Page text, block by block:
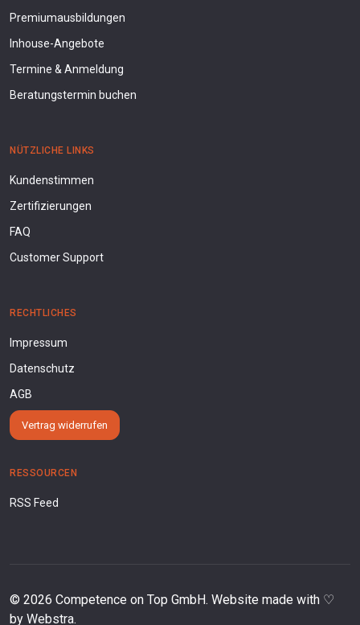
Premiumausbildungen
Inhouse-Angebote
Termine & Anmeldung
Beratungstermin buchen
NÜTZLICHE LINKS
Kundenstimmen
Zertifizierungen
FAQ
Customer Support
RECHTLICHES
Impressum
Datenschutz
AGB
Vertrag widerrufen
RESSOURCEN
RSS Feed
© 2026 Competence on Top GmbH. Website made with ♡
by Webstra.